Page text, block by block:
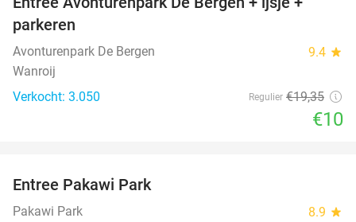
parkeren
Avonturenpark De Bergen 9.4 star
Wanroij
Verkocht: 3.050
Regulier €19,35
€10
Entree Pakawi Park
Pakawi Park 8.9 star